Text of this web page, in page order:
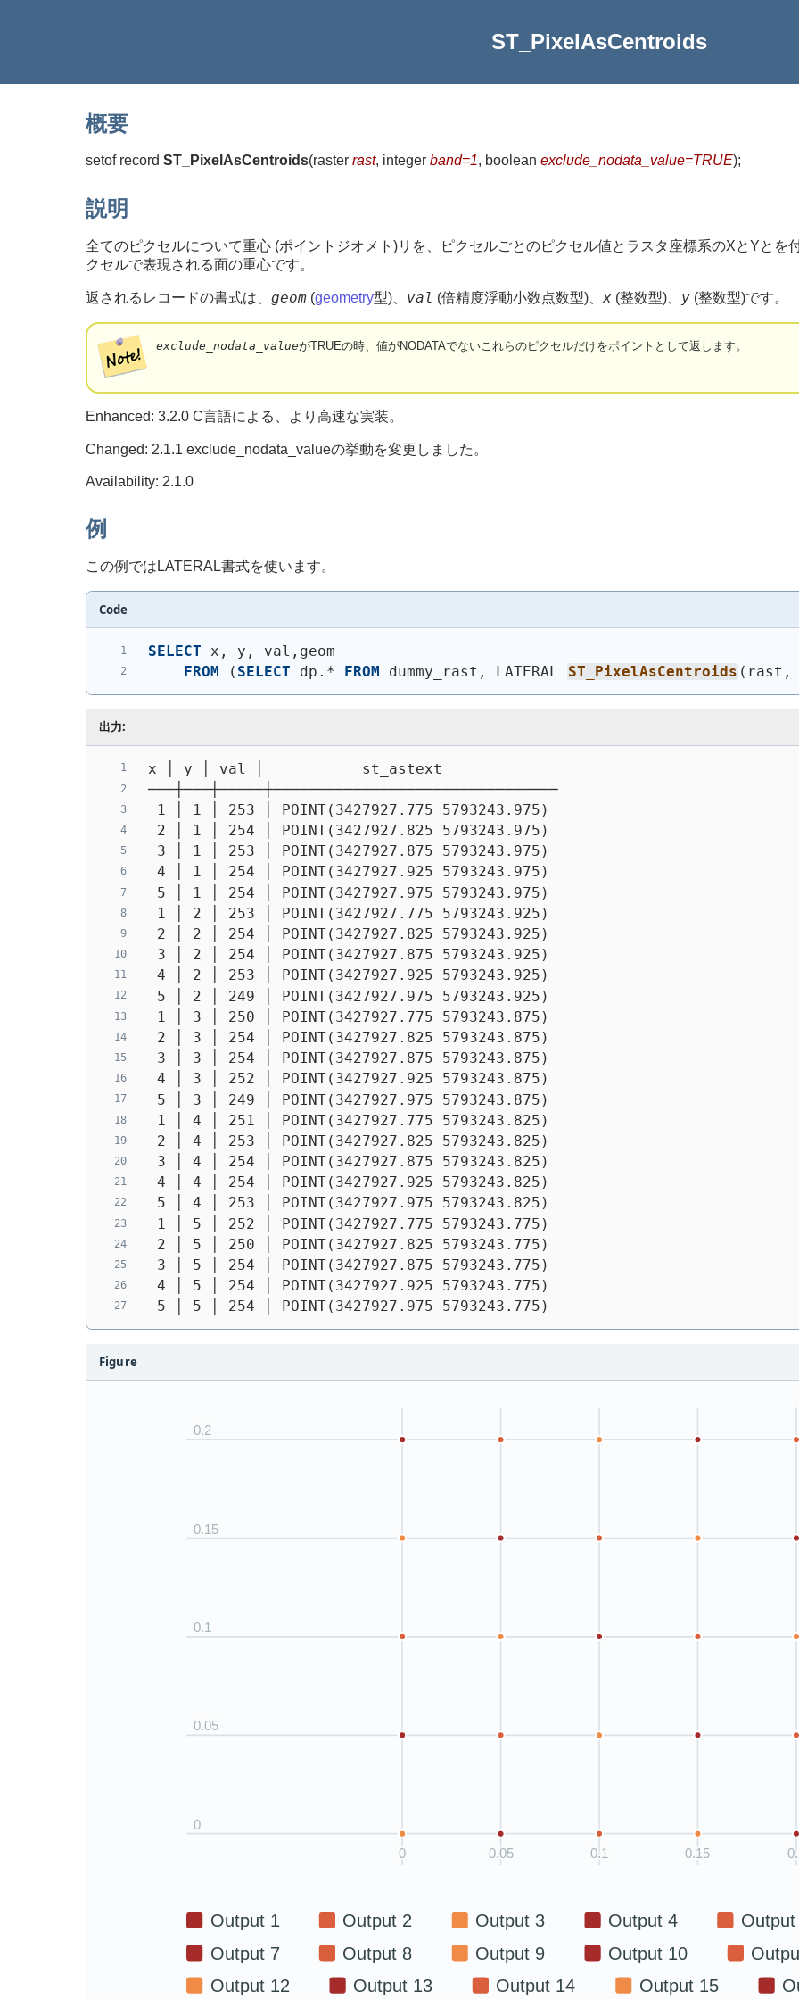
ST_PixelAsCentroids
概要
setof record ST_PixelAsCentroids(raster rast, integer band=1, boolean exclude_nodata_value=TRUE);
説明
全てのピクセルについて重心 (ポイントジオメト)リを、ピクセルごとのピクセル値とラスタ座標系のXとYとを
クセルで表現される面の重心です。
返されるレコードの書式は、 geom (geometry型)、 val (倍精度浮動小数点数型)、 x (整数型)、 y (整数型)です。
exclude_nodata_valueがTRUEの時、値がNODATAでないこれらのピクセルだけをポイントとして返します。
Enhanced: 3.2.0 C言語による、より高速な実装。
Changed: 2.1.1 exclude_nodata_valueの挙動を変更しました。
Availability: 2.1.0
例
この例ではLATERAL書式を使います。
Code
SELECT x, y, val,geom
FROM
( SELECT dp.* FROM dummy_rast, LATERAL ST_PixelAsCentroids ( rast,
出力:
x │ y │ val │           st_astext
───┼───┼─────┼────────────────────────────────
1 │ 1 │ 253 │ POINT(3427927.775 5793243.975)
2 │ 1 │ 254 │ POINT(3427927.825 5793243.975)
3 │ 1 │ 253 │
POINT(3427927.875 5793243.975)
4 │ 1 │ 254 │
POINT(3427927.925 5793243.975)
5 │ 1 │ 254 │ POINT(3427927.975 5793243.975)
1 │ 2 │ 253 │ POINT(3427927.775 5793243.925)
2 │ 2 │ 254 │ POINT(3427927.825 5793243.925)
3 │ 2 │ 254 │
POINT(3427927.875 5793243.925)
4 │ 2 │ 253 │
POINT(3427927.925 5793243.925)
5 │ 2 │ 249 │ POINT(3427927.975 5793243.925)
1 │ 3 │ 250 │ POINT(3427927.775 5793243.875)
2 │ 3 │ 254 │ POINT(3427927.825 5793243.875)
3 │ 3 │ 254 │
POINT(3427927.875 5793243.875)
4 │ 3 │ 252 │
POINT(3427927.925 5793243.875)
5 │ 3 │ 249 │ POINT(3427927.975 5793243.875)
1 │ 4 │ 251 │ POINT(3427927.775 5793243.825)
2 │ 4 │ 253 │ POINT(3427927.825 5793243.825)
3 │ 4 │ 254 │ POINT(3427927.875 5793243.825)
4 │ 4 │ 254 │
POINT(3427927.925 5793243.825)
5 │ 4 │ 253 │
POINT(3427927.975 5793243.825)
1 │ 5 │ 252 │ POINT(3427927.775 5793243.775)
2 │ 5 │ 250 │ POINT(3427927.825 5793243.775)
3 │ 5 │ 254 │ POINT(3427927.875 5793243.775)
4 │ 5 │ 254 │
POINT(3427927.925 5793243.775)
5 │ 5 │ 254 │
POINT(3427927.975 5793243.775)
Figure